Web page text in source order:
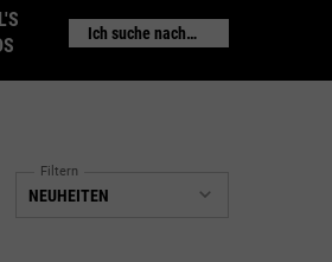
Ich suche nach…
Filtern